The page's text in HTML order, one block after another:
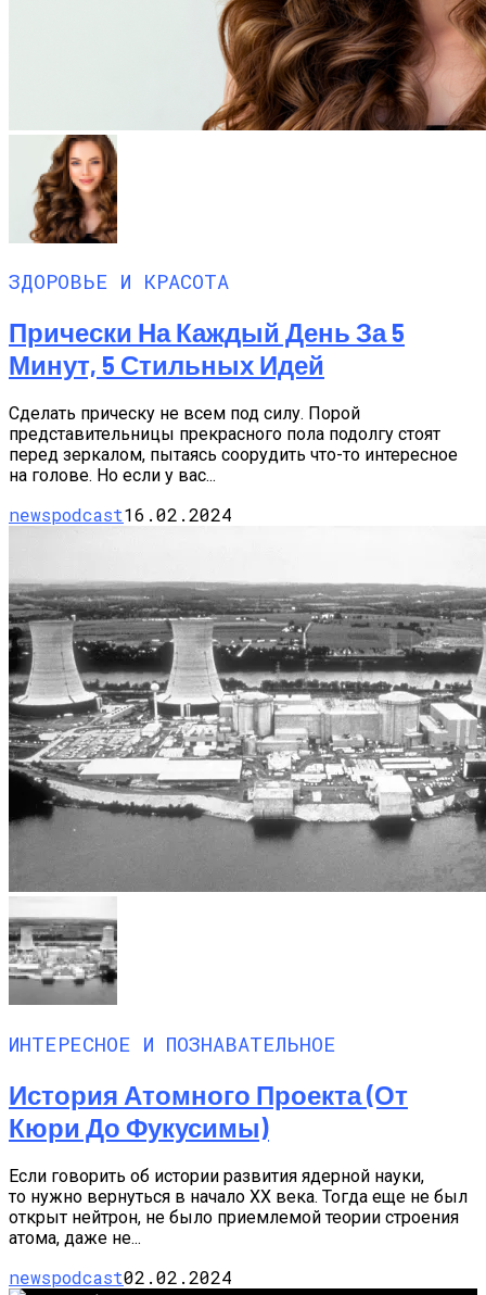
ЗДОРОВЬЕ И КРАСОТА
Прически На Каждый День За 5
Минут, 5 Стильных Идей
Сделать прическу не всем под силу. Порой
представительницы прекрасного пола подолгу стоят
перед зеркалом, пытаясь соорудить что-то интересное
на голове. Но если у вас...
newspodcast16.02.2024
ИНТЕРЕСНОЕ И ПОЗНАВАТЕЛЬНОЕ
История Атомного Проекта (от
Кюри До Фукусимы)
Если говорить об истории развития ядерной науки,
то нужно вернуться в начало XX века. Тогда еще не был
открыт нейтрон, не было приемлемой теории строения
атома, даже не...
newspodcast02.02.2024